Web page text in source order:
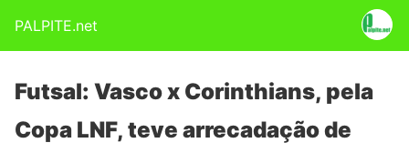
PALPITE.net
Futsal: Vasco x Corinthians, pela
Copa LNF, teve arrecadação de